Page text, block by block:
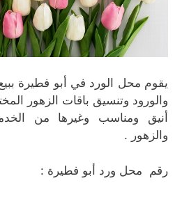
يقوم محل الورد في أبو فطيرة
والورود وتنسيق باقات الزهور
أنيق ومناسب وغيرها من
والزهور .
رقم محل ورد أبو فطيرة :